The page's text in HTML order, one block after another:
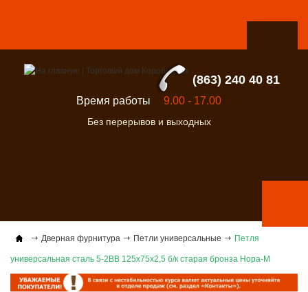
(863) 240 40 81
Время работы 9.00 - 17.00
Без перерывов и выходных
Дверная фурнитура Петли универсальные Петля
универсальная сталь 5-2ВВ 125х75х2,5 б/к старая бронза Нора-М